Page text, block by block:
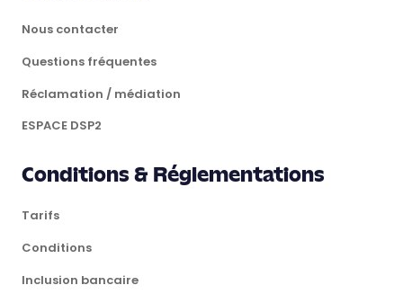
Nous contacter
Questions fréquentes
Réclamation / médiation
ESPACE DSP2
Conditions & Réglementations
Tarifs
Conditions
Inclusion bancaire